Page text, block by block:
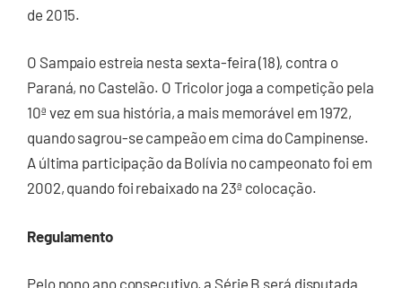
de 2015.
O Sampaio estreia nesta sexta-feira (18), contra o
Paraná, no Castelão. O Tricolor joga a competição pela
10ª vez em sua história, a mais memorável em 1972,
quando sagrou-se campeão em cima do Campinense.
A última participação da Bolívia no campeonato foi em
2002, quando foi rebaixado na 23ª colocação.
Regulamento
Pelo nono ano consecutivo, a Série B será disputada